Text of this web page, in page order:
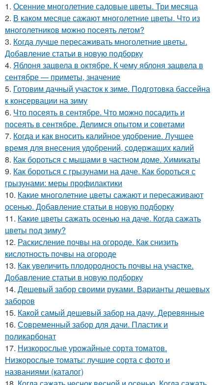
1. Осенние многолетние садовые цветы. Три месяца
2. В каком месяце сажают многолетние цветы. Что из
многолетников можно посеять летом?
3. Когда лучше пересаживать многолетние цветы.
Добавление статьи в новую подборку
4. Яблоня зацвела в октябре. К чему яблоня зацвела в
сентябре — приметы, значение
5. Готовим дачный участок к зиме. Подготовка бассейна
к консервации на зиму
6. Что посеять в сентябре. Что можно посадить и
посеять в сентябре. Делимся опытом и советами
7. Когда и как вносить калийное удобрение. Лучшее
время для внесения удобрений, содержащих калий
8. Как бороться с мышами в частном доме. Химикаты
9. Как бороться с грызунами на даче. Как бороться с
грызунами: меры профилактики
10. Какие многолетние цветы сажают и пересаживают
осенью. Добавление статьи в новую подборку
11. Какие цветы сажать осенью на даче. Когда сажать
цветы под зиму?
12. Раскисление почвы на огороде. Как снизить
кислотность почвы на огороде
13. Как увеличить плодородность почвы на участке.
Добавление статьи в новую подборку
14. Дешевый забор своими руками. Варианты дешевых
заборов
15. Какой самый дешевый забор на дачу. Деревянные
16. Современный забор для дачи. Пластик и
поликарбонат
17. Низкорослые урожайные сорта томатов.
Низкорослые томаты: лучшие сорта с фото и
названиями (каталог)